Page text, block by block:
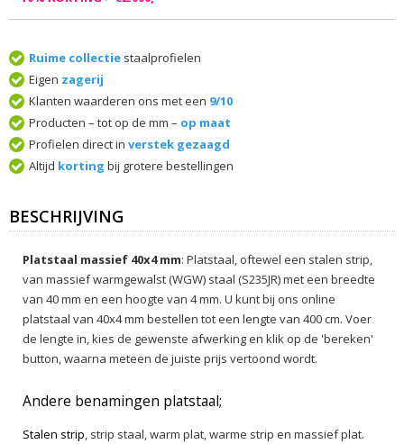
Ruime collectie staalprofielen
Eigen zagerij
Klanten waarderen ons met een 9/10
Producten – tot op de mm – op maat
Profielen direct in verstek gezaagd
Altijd korting bij grotere bestellingen
BESCHRIJVING
Platstaal massief 40x4 mm: Platstaal, oftewel een stalen strip,
van massief warmgewalst (WGW) staal (S235JR) met een breedte
van 40 mm en een hoogte van 4 mm. U kunt bij ons online
platstaal van 40x4 mm bestellen tot een lengte van 400 cm. Voer
de lengte in, kies de gewenste afwerking en klik op de 'bereken'
button, waarna meteen de juiste prijs vertoond wordt.
Andere benamingen platstaal;
Stalen strip, strip staal, warm plat, warme strip en massief plat.